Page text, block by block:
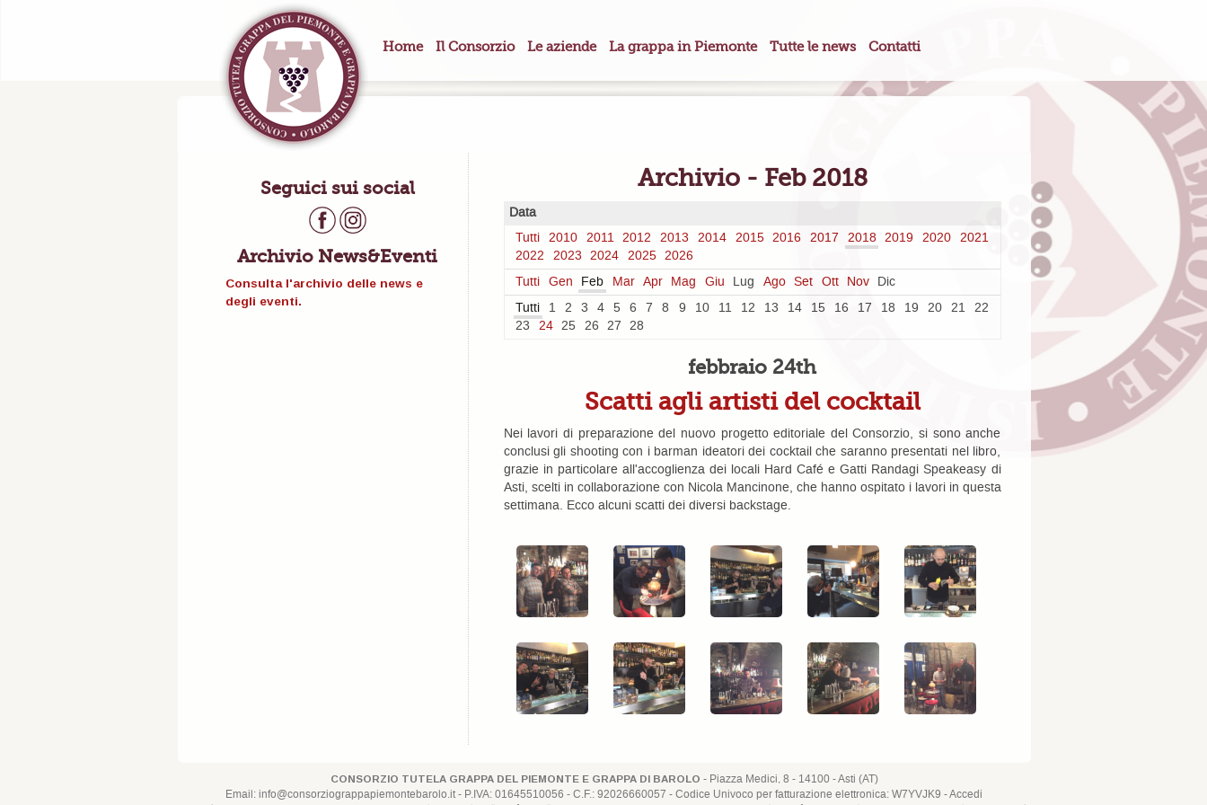
Home Il Consorzio Le aziende La grappa in Piemonte Tutte le news Contatti
Seguici sui social
Archivio News&Eventi
Consulta l'archivio delle news e
degli eventi.
Archivio - Feb 2018
Data
Tutti
2010 2011 2012 2013 2014 2015 2016 2017 2018 2019 2020
2021
2022
2023 2024 2025 2026
Tutti
Gen Feb Mar Apr Mag Giu Lug Ago Set Ott Nov
Dic
Tutti
1 2 3 4 5 6 7 8 9 10 11 12 13 14 15 16 17 18 19 20 21
22
23
24 25 26 27 28
febbraio 24th
Scatti agli artisti del cocktail
Nei lavori di preparazione del nuovo progetto editoriale del Consorzio, si sono anche
conclusi gli shooting con i barman ideatori dei cocktail che saranno presentati nel libro,
grazie in particolare all'accoglienza dei locali Hard Café e Gatti Randagi Speakeasy di
Asti, scelti in collaborazione con Nicola Mancinone, che hanno ospitato i lavori in questa
settimana. Ecco alcuni scatti dei diversi backstage.
CONSORZIO TUTELA GRAPPA DEL PIEMONTE E GRAPPA DI BAROLO - Piazza Medici, 8 - 14100 - Asti (AT)
Email: info@consorziograppapiemontebarolo.it- P.IVA: 01645510056 - C.F.: 92026660057 - Codice Univoco per fatturazione elettronica: W7YVJK9 -Accedi